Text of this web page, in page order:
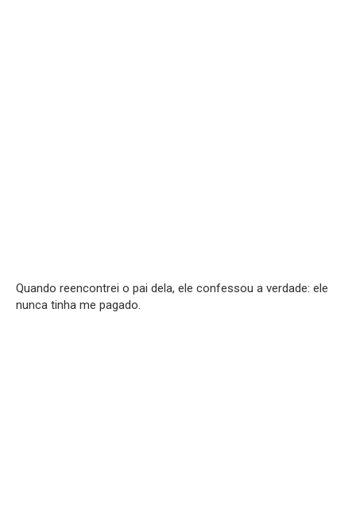
Quando reencontrei o pai dela, ele confessou a verdade: ele
nunca tinha me pagado.